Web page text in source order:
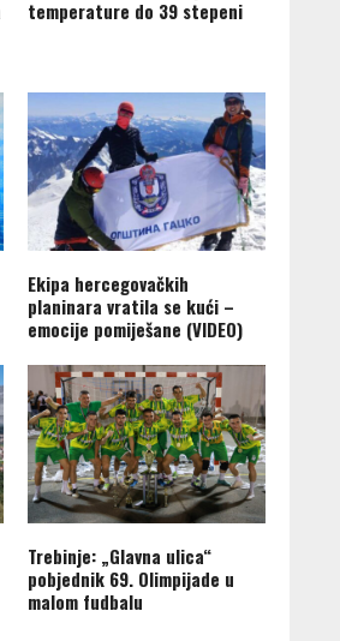
temperature do 39 stepeni
Ekipa hercegovačkih
planinara vratila se kući –
emocije pomiješane (VIDEO)
Trebinje: „Glavna ulica“
pobjednik 69. Olimpijade u
malom fudbalu